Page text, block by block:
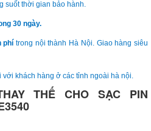
suốt thời gian bảo hành.
30 ngày.
phí trong nội thành Hà Nội. Giao hàng siêu
với khách hàng ở các tỉnh ngoài hà nội.
THẾ CHO SẠC PIN
540